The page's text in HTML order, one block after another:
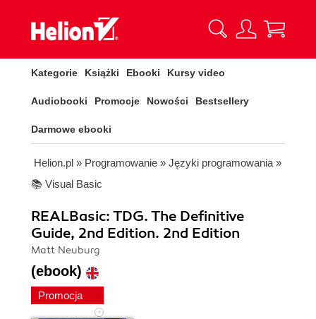
Kategorie Książki Ebooki Kursy video
Audiobooki Promocje Nowości Bestsellery
Darmowe ebooki
Helion.pl » Programowanie » Języki programowania »
📚 Visual Basic
REALBasic: TDG. The Definitive
Guide, 2nd Edition. 2nd Edition
Matt Neuburg
(ebook)
Promocja